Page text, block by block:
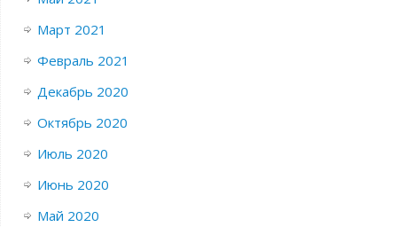
Март 2021
Февраль 2021
Декабрь 2020
Октябрь 2020
Июль 2020
Июнь 2020
Май 2020